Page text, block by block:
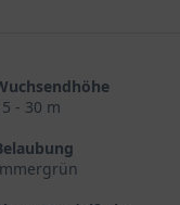
- 30 m